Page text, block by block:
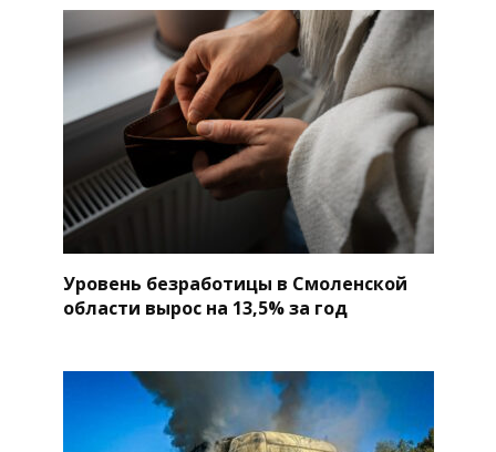
Уровень безработицы в Смоленской
области вырос на 13,5% за год